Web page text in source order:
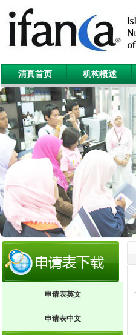
清真首页 机构概述
申请表英文
申请表中文